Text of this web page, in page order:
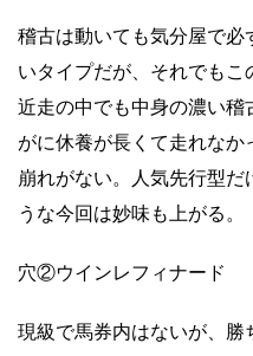
稽古は動いても気分屋で必
いタイプだが、それでもこ
近走の中でも中身の濃い稽
がに休養が長くて走れな
崩れがない。人気先行型
うな今回は妙味も上がる。
穴②ウインレフィナード
現級で馬券内はないが、勝